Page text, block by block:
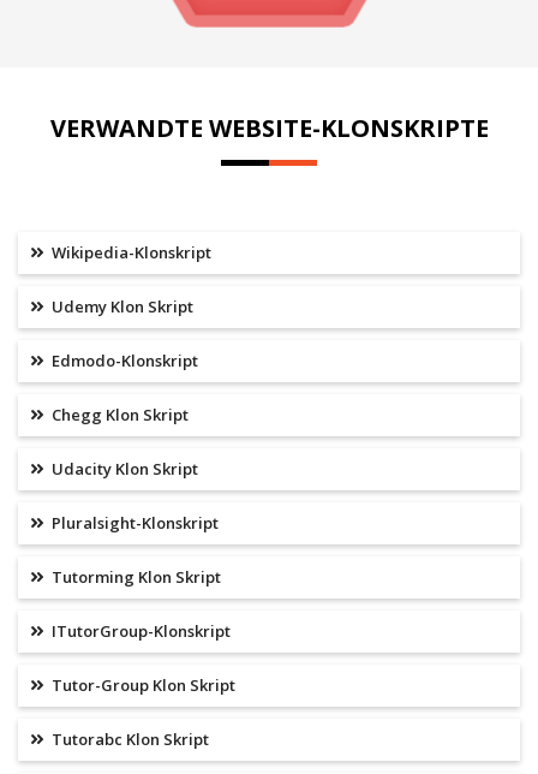
VERWANDTE WEBSITE-KLONSKRIPTE
Wikipedia-Klonskript
Udemy Klon Skript
Edmodo-Klonskript
Chegg Klon Skript
Udacity Klon Skript
Pluralsight-Klonskript
Tutorming Klon Skript
ITutorGroup-Klonskript
Tutor-Group Klon Skript
Tutorabc Klon Skript